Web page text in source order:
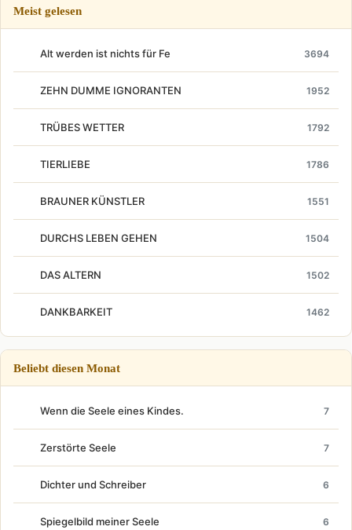
Meist gelesen
Alt werden ist nichts für Fe 3694
ZEHN DUMME IGNORANTEN 1952
TRÜBES WETTER 1792
TIERLIEBE 1786
BRAUNER KÜNSTLER 1551
DURCHS LEBEN GEHEN 1504
DAS ALTERN 1502
DANKBARKEIT 1462
Beliebt diesen Monat
Wenn die Seele eines Kindes. 7
Zerstörte Seele 7
Dichter und Schreiber 6
Spiegelbild meiner Seele 6